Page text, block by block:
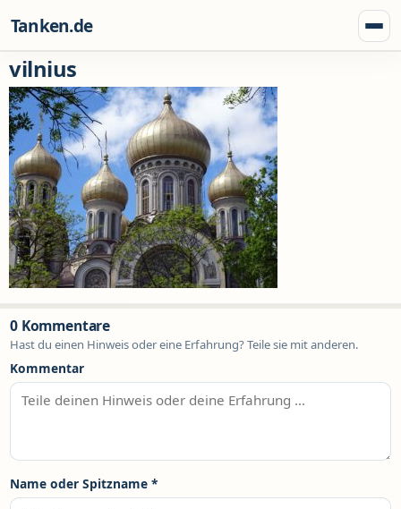
Tanken.de
vilnius
0 Kommentare
Hast du einen Hinweis oder eine Erfahrung? Teile sie mit anderen.
Kommentar
Name oder Spitzname *